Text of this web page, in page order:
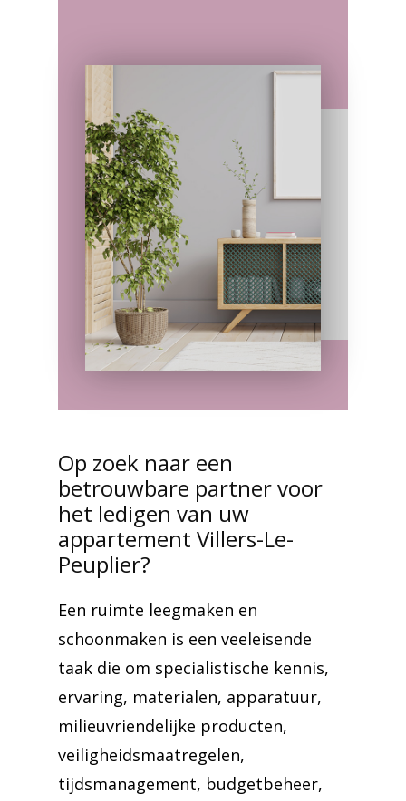
Op zoek naar een
betrouwbare partner voor
het ledigen van uw
appartement Villers-Le-
Peuplier?
Een ruimte leegmaken en
schoonmaken is een veeleisende
taak die om specialistische kennis,
ervaring, materialen, apparatuur,
milieuvriendelijke producten,
veiligheidsmaatregelen,
tijdsmanagement, budgetbeheer,